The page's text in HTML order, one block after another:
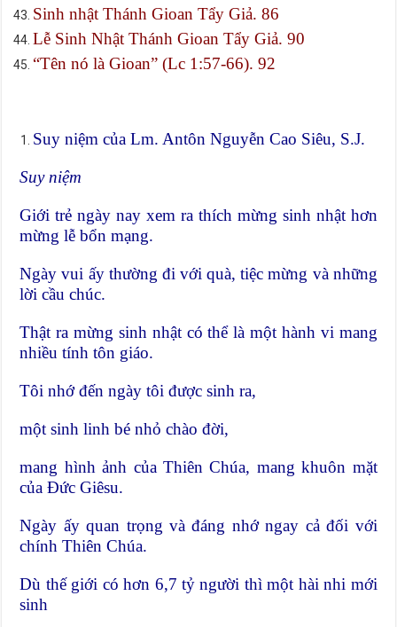
Sinh nhật Thánh Gioan Tẩy Giả. 86
Lễ Sinh Nhật Thánh Gioan Tẩy Giả. 90
“Tên nó là Gioan” (Lc 1:57-66). 92
Suy niệm của Lm. Antôn Nguyễn Cao Siêu, S.J.
Suy niệm
Giới trẻ ngày nay xem ra thích mừng sinh nhật hơn
mừng lễ bổn mạng.
Ngày vui ấy thường đi với quà, tiệc mừng và những
lời cầu chúc.
Thật ra mừng sinh nhật có thể là một hành vi mang
nhiều tính tôn giáo.
Tôi nhớ đến ngày tôi được sinh ra,
một sinh linh bé nhỏ chào đời,
mang hình ảnh của Thiên Chúa, mang khuôn mặt
của Đức Giêsu.
Ngày ấy quan trọng và đáng nhớ ngay cả đối với
chính Thiên Chúa.
Dù thế giới có hơn 6,7 tỷ người thì một hài nhi mới
sinh